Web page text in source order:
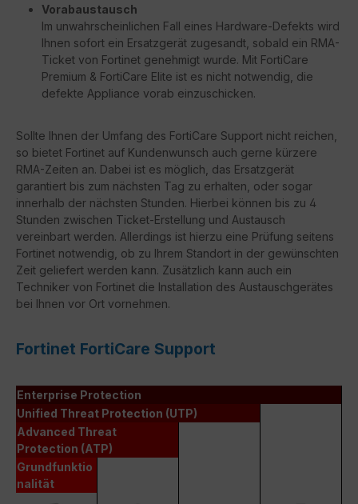
Vorabaustausch
Im unwahrscheinlichen Fall eines Hardware-Defekts wird
Ihnen sofort ein Ersatzgerät zugesandt, sobald ein RMA-
Ticket von Fortinet genehmigt wurde. Mit FortiCare
Premium & FortiCare Elite ist es nicht notwendig, die
defekte Appliance vorab einzuschicken.
Sollte Ihnen der Umfang des FortiCare Support nicht reichen,
so bietet Fortinet auf Kundenwunsch auch gerne kürzere
RMA-Zeiten an. Dabei ist es möglich, das Ersatzgerät
garantiert bis zum nächsten Tag zu erhalten, oder sogar
innerhalb der nächsten Stunden. Hierbei können bis zu 4
Stunden zwischen Ticket-Erstellung und Austausch
vereinbart werden. Allerdings ist hierzu eine Prüfung seitens
Fortinet notwendig, ob zu Ihrem Standort in der gewünschten
Zeit geliefert werden kann. Zusätzlich kann auch ein
Techniker von Fortinet die Installation des Austauschgerätes
bei Ihnen vor Ort vornehmen.
Fortinet FortiCare Support
Enterprise Protection
Unified Threat Protection (UTP)
Advanced Threat
Protection (ATP)
Grundfunktio
nalität